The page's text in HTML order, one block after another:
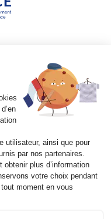
publics
CGV Contact
ce site sont souslicence